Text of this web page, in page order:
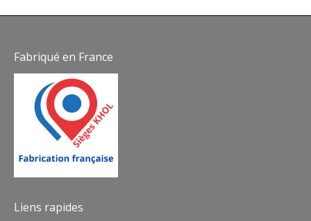
Fabriqué en France
Liens rapides